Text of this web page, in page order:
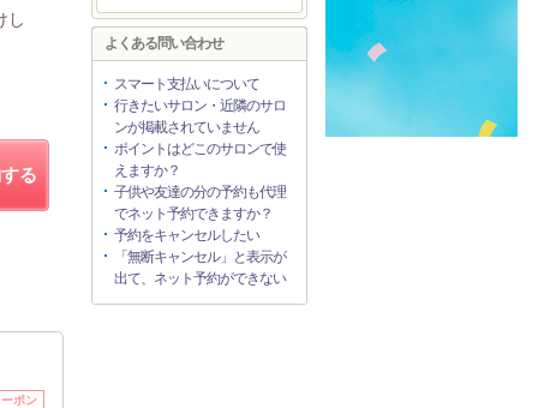
し
る
ポン
よくある問い合わせ
スマート支払いについて
行きたいサロン・近隣のサロ
ンが掲載されていません
ポイントはどこのサロンで使
えますか？
子供や友達の分の予約も代理
でネット予約できますか？
予約をキャンセルしたい
「無断キャンセル」と表示が
出て、ネット予約ができない